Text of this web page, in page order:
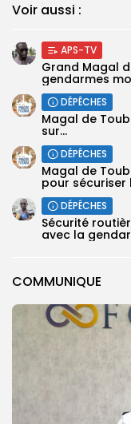
COMMUNIQUE
Voir aussi :
APS-TV
Grand Magal
gendarmes
DÉPÊCHES
Magal de
sur...
DÉPÊCHES
Magal de
pour sécuriser
DÉPÊCHES
Sécurité
avec la